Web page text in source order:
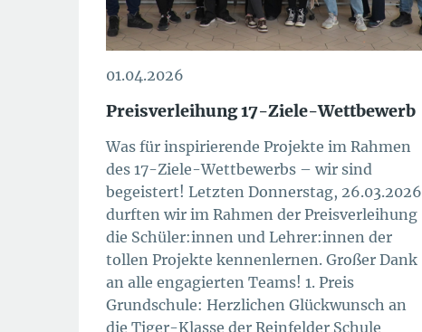
01.04.2026
Preisverleihung 17-Ziele-Wettbewerb
Was für inspirierende Projekte im Rahmen
des 17-Ziele-Wettbewerbs – wir sind
begeistert! Letzten Donnerstag, 26.03.2026
durften wir im Rahmen der Preisverleihung
die Schüler:innen und Lehrer:innen der
tollen Projekte kennenlernen. Großer Dank
an alle engagierten Teams! 1. Preis
Grundschule: Herzlichen Glückwunsch an
die Tiger-Klasse der Reinfelder Schule